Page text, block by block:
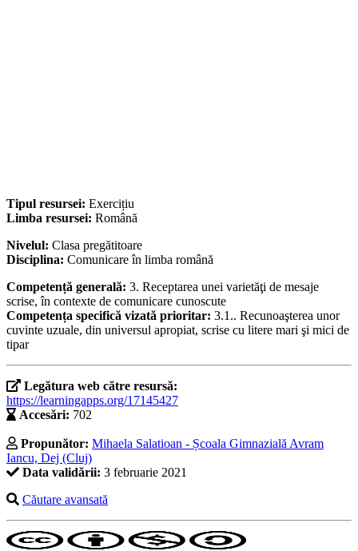
Tipul resursei: Exercițiu
Limba resursei: Română
Nivelul: Clasa pregătitoare
Disciplina: Comunicare în limba română
Competență generală: 3. Receptarea unei varietăţi de mesaje
scrise, în contexte de comunicare cunoscute
Competența specifică vizată prioritar: 3.1.. Recunoaşterea unor
cuvinte uzuale, din universul apropiat, scrise cu litere mari şi mici de
tipar
Legătura web către resursă:
https://learningapps.org/17145427
Accesări: 702
Propunător: Mihaela Salatioan - Școala Gimnazială Avram
Iancu, Dej (Cluj)
Data validării: 3 februarie 2021
Căutare avansată